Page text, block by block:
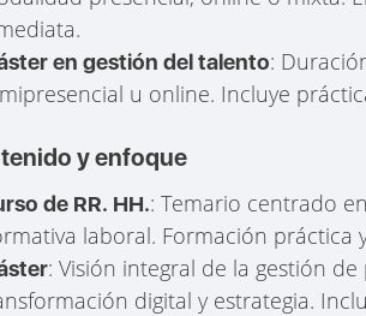
en gestión del talento:
u online. Incluye
y enfoque
de RR. HH.: Temario centrado
laboral. Formación práctica
: Visión integral de la gestión
digital y estrategia.